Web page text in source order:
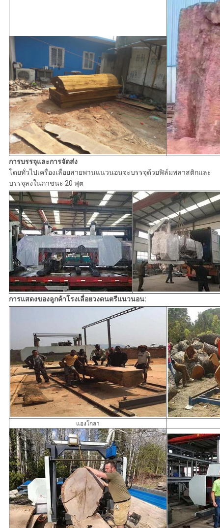
การบรรจุและการจัดส่ง
โดยทั่วไปเครื่องเลื่อยสายพานแนวนอนจะบรรจุด้วยฟิล์มพลาสติกและ
บรรจุลงในภาชนะ 20 ฟุต
การแสดงของลูกค้าโรงเลื่อยวงดนตรีแนวนอน:
แองโกลา